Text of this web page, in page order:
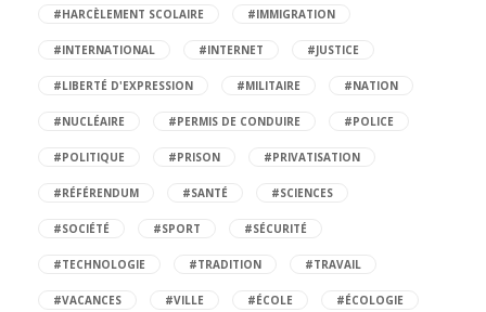
#HARCÈLEMENT SCOLAIRE #IMMIGRATION
#INTERNATIONAL #INTERNET #JUSTICE
#LIBERTÉ D'EXPRESSION #MILITAIRE #NATION
#NUCLÉAIRE #PERMIS DE CONDUIRE #POLICE
#POLITIQUE #PRISON #PRIVATISATION
#RÉFÉRENDUM #SANTÉ #SCIENCES
#SOCIÉTÉ #SPORT #SÉCURITÉ
#TECHNOLOGIE #TRADITION #TRAVAIL
#VACANCES #VILLE #ÉCOLE #ÉCOLOGIE